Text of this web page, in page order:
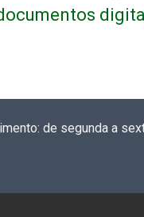
de segunda a